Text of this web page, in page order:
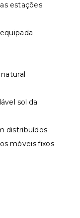
estações
sol da
distribuídos
móveis fixos